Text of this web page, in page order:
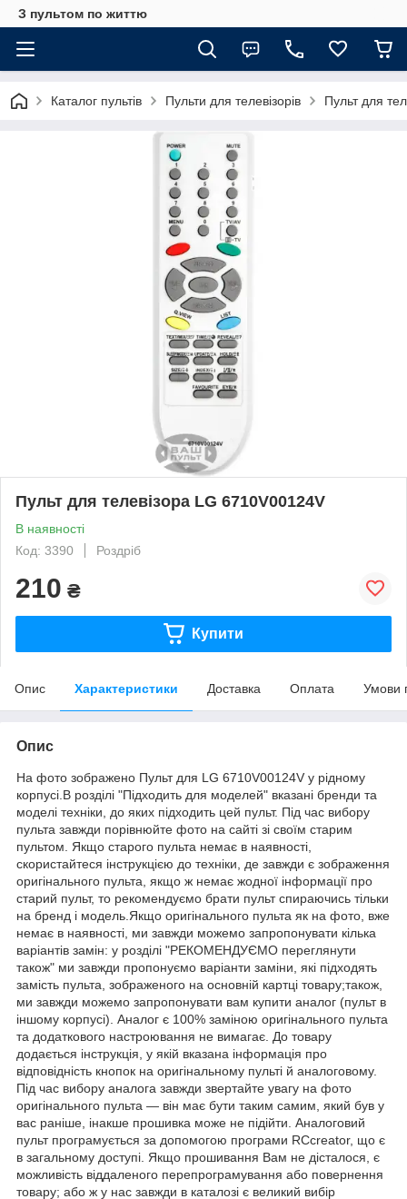
З пультом по життю
Каталог пультів Пульти для телевізорів Пульт для
Пульт для телевізора LG 6710V00124V
В наявності
Код: 3390
Роздріб
210 ₴
Купити
Опис Характеристики Доставка Оплата Умови
Опис
На фото зображено Пульт для LG 6710V00124V у рідному
корпусі.В розділі "Підходить для моделей" вказані бренди та
моделі техніки, до яких підходить цей пульт. Під час вибору
пульта завжди порівнюйте фото на сайті зі своїм старим
пультом. Якщо старого пульта немає в наявності,
скористайтеся інструкцією до техніки, де завжди є зображення
оригінального пульта, якщо ж немає жодної інформації про
старий пульт, то рекомендуємо брати пульт спираючись тільки
на бренд і модель.Якщо оригінального пульта як на фото, вже
немає в наявності, ми завжди можемо запропонувати кілька
варіантів замін: у розділі "РЕКОМЕНДУЄМО переглянути
також" ми завжди пропонуємо варіанти заміни, які підходять
замість пульта, зображеного на основній картці товару;також,
ми завжди можемо запропонувати вам купити аналог (пульт в
іншому корпусі). Аналог є 100% заміною оригінального пульта
та додаткового настроювання не вимагає. До товару
додається інструкція, у якій вказана інформація про
відповідність кнопок на оригінальному пульті й аналоговому.
Під час вибору аналога завжди звертайте увагу на фото
оригінального пульта — він має бути таким самим, який був у
вас раніше, інакше прошивка може не підійти. Аналоговий
пульт програмується за допомогою програми RCcreator, що є
в загальному доступі. Якщо прошивання Вам не дісталося, є
можливість віддаленого перепрограмування або повернення
товару; або ж у нас завжди в каталозі є великий вибір